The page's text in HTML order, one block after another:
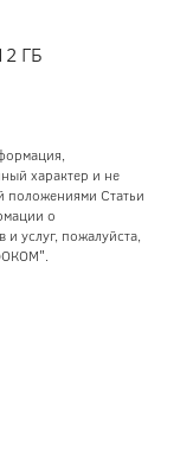
ГБ
характер и не
положениями Статьи
о
и услуг, пожалуйста,